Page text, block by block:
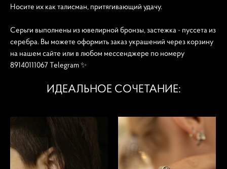
Носите их как талисман, притягивающий удачу.
Серьги выполнены из ювелирной бронзы, застежка - пуссета из
серебра. Вы можете оформить заказ украшений через корзину
на нашем сайте или в любом мессенджере по номеру
89140111067 Telegram ✨
ИДЕАЛЬНОЕ СОЧЕТАНИЕ: